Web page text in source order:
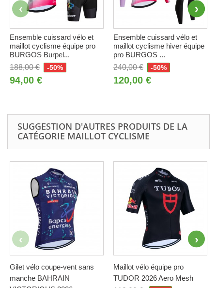
Ensemble cuissard vélo et
maillot cyclisme équipe pro
BURGOS Burpel...
188,00 €
-50%
94,00 €
Ensemble cuissard vélo et
maillot cyclisme hiver équipe
pro BURGOS ...
240,00 €
-50%
120,00 €
SUGGESTION D'AUTRES PRODUITS DE LA
CATÉGORIE MAILLOT CYCLISME
Gilet vélo coupe-vent sans
manche BAHRAIN
Maillot vélo équipe pro
TUDOR 2026 Aero Mesh